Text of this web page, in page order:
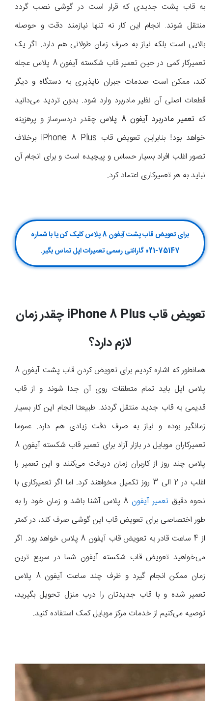
به قاب پشت جدیدی که قرار است در گوشی نصب گردد
منتقل شوند. انجام این کار نه تنها نیازمند دقت و حوصله
بالایی است بلکه نیاز به صرف زمان طولانی هم دارد. اگر یک
تعمیرکار کمی در حین تعمیر قاب شکسته آیفون 8 پلاس عجله
کند، ممکن است صدمات جبران ناپذیری به دستگاه و دیگر
قطعات اصلی آن نظیر مادربرد وارد شود. بدون تردید می‌دانید
کهتعمیر مادربرد آیفون 8 پلاس
چقدر دردسرساز و پرهزینه
خواهد بود! بنابراین تعویض قاب iPhone 8 Plus برخلاف
تصور اغلب افراد بسیار حساس و پیچیده است و برای انجام آن
نباید به هر تعمیرکاری اعتماد کرد.
برای تعویض قاب پشت آیفون 8 پلاس کلیک کن یا با شماره
75147-021 گارانتی رسمی تعمیرات اپل تماس بگیر.
تعویض قاب iPhone 8 Plus چقدر زمان
لازم دارد؟
همانطور که اشاره کردیم برای تعویض کردن قاب پشت آیفون 8
پلاس اپل باید تمام متعلقات روی آن جدا شوند و از قاب
قدیمی به قاب جدید منتقل گردند. طبیعتا انجام این کار بسیار
زمانگیر بوده و نیاز به صرف دقت زیادی هم دارد. عموما
تعمیرکاران موبایل در بازار آزاد برای تعمیر قاب شکسته آیفون 8
پلاس چند روز از کاربران زمان دریافت می‌کنند و این تعمیر را
اغلب در 2 الی 3 روز تکمیل مخواهند کرد. اما اگر تعمیرکاری با
نحوه دقیق تعمیر آیفون
8 پلاس آشنا باشد و زمان خود را به
طور اختصاصی برای تعویض قاب این گوشی صرف کند، در کمتر
از 4 ساعت قادر به تعویض قاب آیفون 8 پلاس خواهد بود. اگر
می‌خواهید تعویض قاب شکسته آیفون شما در سریع ترین
زمان ممکن انجام گیرد و ظرف چند ساعت آیفون 8 پلاس
تعمیر شده و با قاب جدیدتان را درب منزل تحویل بگیرید،
توصیه می‌کنیم از خدمات مرکز موبایل کمک استفاده کنید.